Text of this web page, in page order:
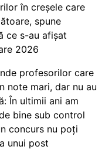
în creșele care
spune
ce s-au afișat
2026
profesorilor care
note mari, dar nu au
În ultimii ani am
bine sub control
concurs nu poți
unui post